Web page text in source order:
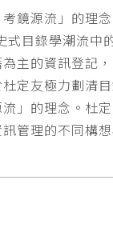
鏡源流」的理
目錄學潮流中
主的資訊登記
定友極力劃清
」的理念。杜
管理的不同構